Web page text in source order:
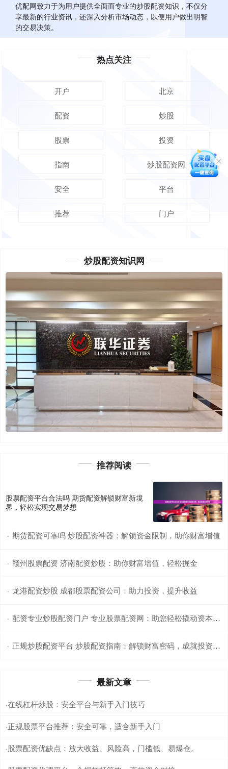
优配网致力于为用户提供全面而专业的炒股配资知识，不仅分
享最新的行业资讯，还深入分析市场动态，以便用户做出明智
的交易决策。
热点关注
开户 北京
配资 炒股
股票 投资
指南 炒股配资网
安全 平台
推荐 门户
炒股配资知识网
推荐阅读
股票配资平台合法吗 期货配资解锁财富新境
界，轻松实现交易梦想
· 期货配资可靠吗 炒股配资神器：解锁资金限制，助你财富增值
· 赣州股票配资 济南配资炒股：助你财富增值，轻松掘金
· 龙港配资炒股 成都股票配资公司：助力投资，提升收益
· 配资专业炒股配资门户 专业股票配资网：助您轻松撬动资本杠杆
· 正规炒股配资平台 炒股配资指南：解锁财富密码，成就投资梦想
最新文章
·在线杠杆炒股：安全平台与新手入门技巧
·正规股票平台推荐：安全可靠，适合新手入门
·股票配资优缺点：放大收益、风险高，门槛低、易爆仓。